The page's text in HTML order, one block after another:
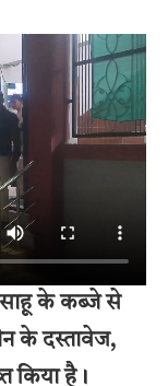
साहू के कब्जे से
के दस्तावेज,
किया है।